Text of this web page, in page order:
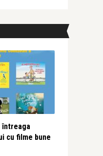
întreaga
cu filme bune